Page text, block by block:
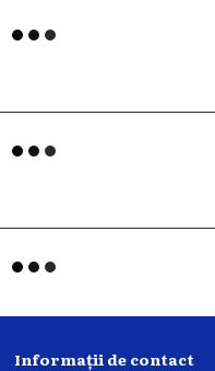
Informații de contact